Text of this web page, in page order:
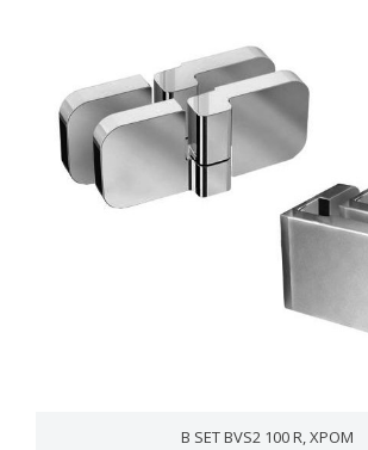
B SET BVS2 100 R, ХРОМ